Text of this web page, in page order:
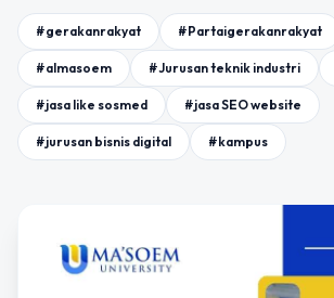
#gerakanrakyat #Partaigerakanrakyat
#almasoem #Jurusan teknik industri
#jasa like sosmed #jasa SEO website
#jurusan bisnis digital #kampus